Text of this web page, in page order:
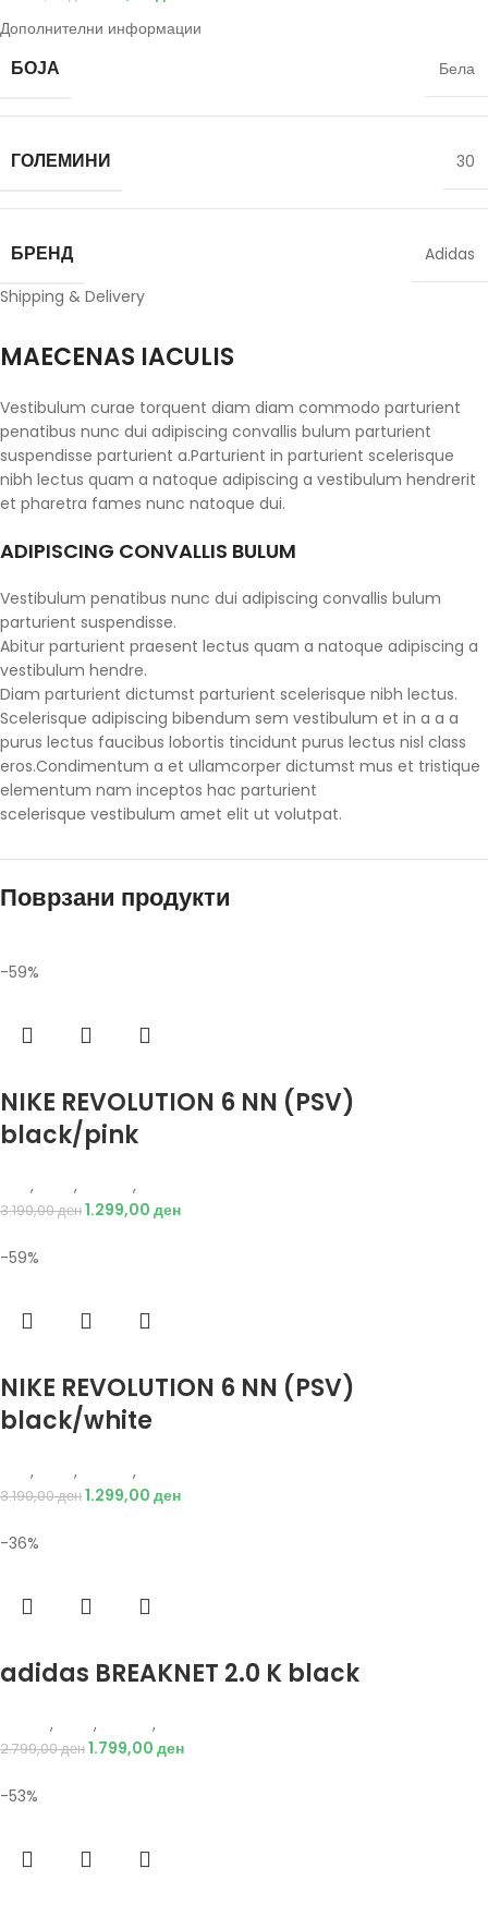
Дополнителни информации
БОЈА Бела
ГОЛЕМИНИ 30
БРЕНД
Adidas
Shipping & Delivery
MAECENAS IACULIS
Vestibulum curae torquent diam diam commodo parturient
penatibus nunc dui adipiscing convallis bulum parturient
suspendisse parturient a.Parturient in parturient scelerisque
nibh lectus quam a natoque adipiscing a vestibulum hendrerit
et pharetra fames nunc natoque dui.
ADIPISCING CONVALLIS BULUM
Vestibulum penatibus nunc dui adipiscing convallis bulum
parturient suspendisse.
Abitur parturient praesent lectus quam a natoque adipiscing a
vestibulum hendre.
Diam parturient dictumst parturient scelerisque nibh lectus.
Scelerisque adipiscing bibendum sem vestibulum et in a a a
purus lectus faucibus lobortis tincidunt purus lectus nisl class
eros.Condimentum a et ullamcorper dictumst mus et tristique
elementum nam inceptos hac parturient
scelerisque vestibulum amet elit ut volutpat.
Поврзани продукти
-59%
NIKE REVOLUTION 6 NN (PSV)
black/pink
, , ,
3.190,00ден1.299,00 ден
-59%
NIKE REVOLUTION 6 NN (PSV)
black/white
, , ,
3.190,00ден1.299,00 ден
-36%
adidas BREAKNET 2.0 K black
, , ,
2.799,00ден1.799,00 ден
-53%